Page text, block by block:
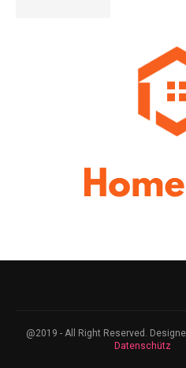
@2019 - All Right Reserved.
Datenschütz